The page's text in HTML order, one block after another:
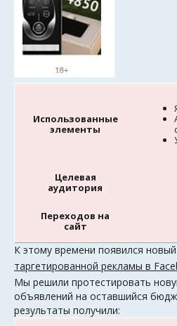
Использованные
элементы
Целевая
аудитория
Переходов на
сайт
К этому времени появился
таргетированной рекламы в
Мы решили протестировать
объявлений на оставшийся
результаты получили: